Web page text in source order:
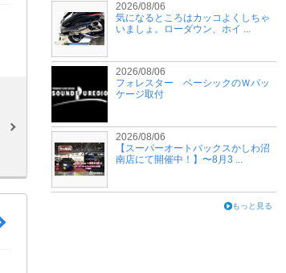
2026/08/06
気になるところはカッコよくしちゃ
いましょ。ローダウン、ホイ ...
2026/08/06
フォレスター ベーシックのＷパッ
ケージ取付
2026/08/06
【スーパーオートバックスかしわ沼
南店にて開催中！】〜8月3 ...
もっと見る